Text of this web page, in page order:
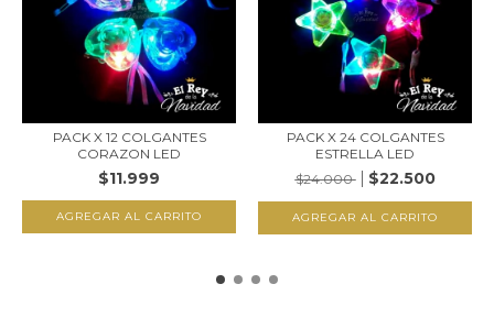
PACK X 12 COLGANTES
CORAZON LED
$11.999
PACK X 24 COLGANTES
ESTRELLA LED
$24.000
$22.500